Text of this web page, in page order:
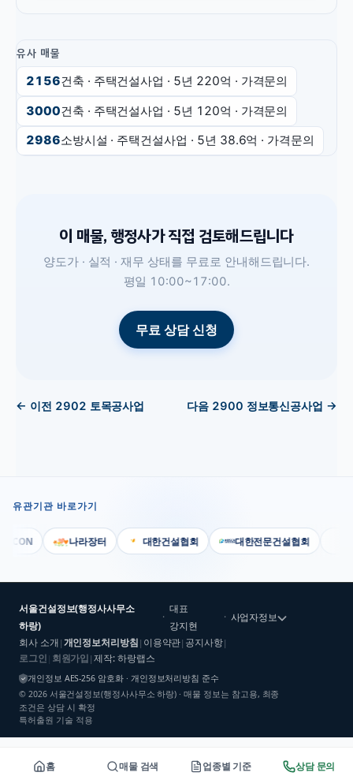
유사 매물
2156건축 · 주택건설사업 · 5년 220억 · 가격문의
3000건축 · 주택건설사업 · 5년 120억 · 가격문의
2986소방시설 · 주택건설사업 · 5년 38.6억 · 가격문의
이 매물, 행정사가 직접 검토해드립니다
양도가 · 실적 · 재무 상태를 무료로 안내해드립니다.
평일 10:00~17:00.
무료 상담 신청
← 이전 2902 토목공사업 다음 2900 정보통신공사업 →
유관기관 바로가기
나라장터 대한건설협회 대한전문건설협회
서울건설정보(행정사사무소
하랑)
·
대표
강지현
· 사업자정보
회사 소개 | 개인정보처리방침 | 이용약관| 공지사항|
로그인 회원가입 |제작: 하랑랩스
개인정보 AES-256 암호화 · 개인정보처리방침 준수
© 2026 서울건설정보(행정사사무소 하랑) · 매물 정보는 참고용, 최종
조건은 상담 시 확정
특허출원 기술 적용
홈 매물 검색 업종별 기준 상담 문의